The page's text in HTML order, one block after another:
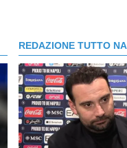
REDAZIONE TUTTO